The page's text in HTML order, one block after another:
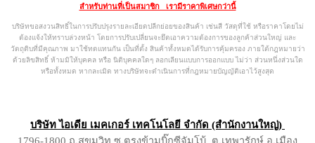
สำหรับท่านที่เป็นสมาชิก เรามีราคาพิเศษกว่านี้
บริษัทขอสงวนสิทธิ์ในการปรับปรุงรายละเอียดปลีกย่อยของสินค้า เช่นสี วัสดุที่ใช้ หรือราคาโดยไม่
ต้องแจ้งให้ทราบล่วงหน้า โดยการปรับเปลี่ยนจะยึดเอาความต้องการของลูกค้าส่วนใหญ่ และ
วัตถุดิบที่มีคุณภาพ มาใช้ทดแทนกัน เป็นที่ตั้ง สินค้าทั้งหมดได้รับการคุ้มครอง ภายใต้กฎหมายว่า
ด้วยลิขสิทธิ์ ห้ามมิให้บุคคล หรือ นิติบุคคลใดๆ ลอกเลียนแบบการออกแบบ ไม่ว่า ส่วนหนึ่งส่วนใด
หรือทั้งหมด หากละเมิด ทางบริษัทจะดำเนินการที่กฎหมายบัญญัติเอาไว้สูงสุด
บริษัท ไอเดีย เมคเกอร์ เทคโนโลยี จำกัด (สำนักงานใหญ่)